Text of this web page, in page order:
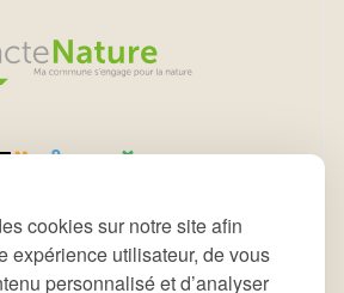
cookies sur notre site afin
expérience utilisateur, de vous
personnalisé et d’analyser